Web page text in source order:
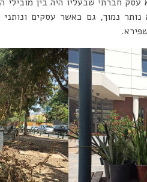
נמוך, גם כאשר עסקים